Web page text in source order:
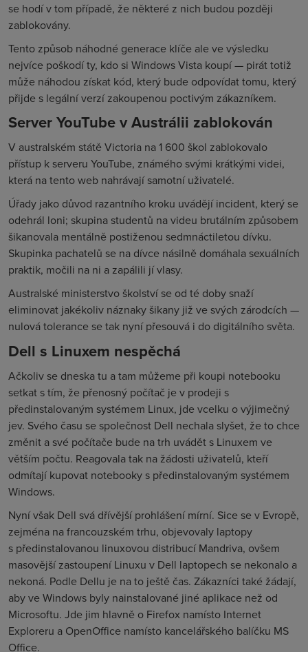
se hodí v tom případě, že některé z nich budou později
zablokovány.
Tento způsob náhodné generace klíče ale ve výsledku
nejvíce poškodí ty, kdo si Windows Vista koupí — pirát totiž
může náhodou získat kód, který bude odpovídat tomu, který
přijde s legální verzí zakoupenou poctivým zákazníkem.
Server YouTube v Austrálii zablokován
V australském státě Victoria na 1 600 škol zablokovalo
přístup k serveru YouTube, známého svými krátkými videi,
která na tento web nahrávají samotní uživatelé.
Úřady jako důvod razantního kroku uvádějí incident, který se
odehrál loni; skupina studentů na videu brutálním způsobem
šikanovala mentálně postiženou sedmnáctiletou dívku.
Skupinka pachatelů se na dívce násilně domáhala sexuálních
praktik, močili na ni a zapálili jí vlasy.
Australské ministerstvo školství se od té doby snaží
eliminovat jakékoliv náznaky šikany již ve svých zárodcích —
nulová tolerance se tak nyní přesouvá i do digitálního světa.
Dell s Linuxem nespěchá
Ačkoliv se dneska tu a tam můžeme při koupi notebooku
setkat s tím, že přenosný počítač je v prodeji s
předinstalovaným systémem Linux, jde vcelku o výjimečný
jev. Svého času se společnost Dell nechala slyšet, že to chce
změnit a své počítače bude na trh uvádět s Linuxem ve
větším počtu. Reagovala tak na žádosti uživatelů, kteří
odmítají kupovat notebooky s předinstalovaným systémem
Windows.
Nyní však Dell svá dřívější prohlášení mírní. Sice se v Evropě,
zejména na francouzském trhu, objevovaly laptopy
s předinstalovanou linuxovou distribucí Mandriva, ovšem
masovější zastoupení Linuxu v Dell laptopech se nekonalo a
nekoná. Podle Dellu je na to ještě čas. Zákazníci také žádají,
aby ve Windows byly nainstalované jiné aplikace než od
Microsoftu. Jde jim hlavně o Firefox namísto Internet
Exploreru a OpenOffice namísto kancelářského balíčku MS
Office.